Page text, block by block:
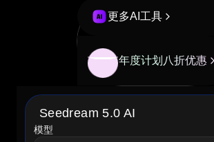
更多AI工具
年度计划八折优惠
Seedream 5.0 AI
模型